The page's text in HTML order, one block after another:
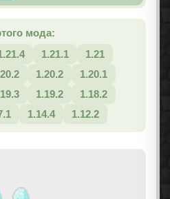
мода:
1.21.1
1.21
1.20.2
1.20.1
1.19.2
1.18.2
1.14.4 1.12.2